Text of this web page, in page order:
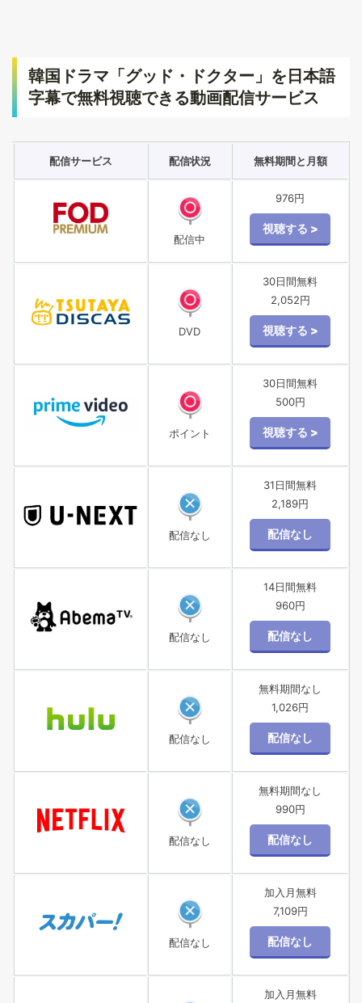
韓国ドラマ「グッド・ドクター」を日本語
字幕で無料視聴できる動画配信サービス
配信サービス 配信状況 無料期間と月額
配信中
976円
DVD
30日間無料
2,052円
ポイント
30日間無料
500円
配信なし
31日間無料
2,189円
配信なし
14日間無料
960円
配信なし
無料期間なし
1,026円
配信なし
無料期間なし
990円
配信なし
加入月無料
7,109円
加入月無料